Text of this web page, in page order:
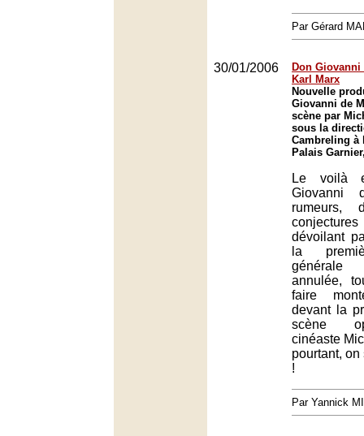
Par Gérard
30/01/2006
Don
Karl Marx
Nouvelle
Giovanni de
scène par
sous la
Cambreling à
Palais
Le voilà
Giovanni
rumeurs,
dévoilant
la
générale
annulée,
faire
devant la
scène
cinéaste
pourtant,
!
Par Yannick